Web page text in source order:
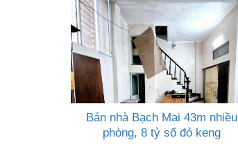
Bán nhà Bạch Mai 43m nhiều
phòng, 8 tỷ sổ đỏ keng